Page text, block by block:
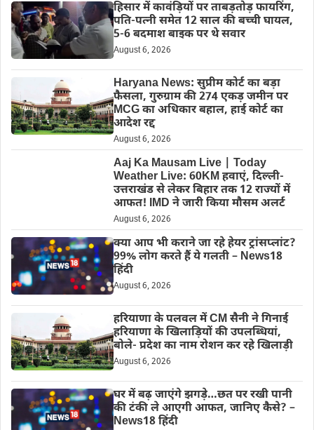
हिसार में कावंड़ियों पर ताबड़तोड़ फायरिंग,
पति-पत्नी समेत 12 साल की बच्ची घायल,
5-6 बदमाश बाइक पर थे सवार
August 6, 2026
Haryana News: सुप्रीम कोर्ट का बड़ा
फैसला, गुरुग्राम की 274 एकड़ जमीन पर
MCG का अधिकार बहाल, हाई कोर्ट का
आदेश रद्द
August 6, 2026
Aaj Ka Mausam Live | Today
Weather Live: 60KM हवाएं, दिल्ली-
उत्तराखंड से लेकर बिहार तक 12 राज्यों में
आफत! IMD ने जारी किया मौसम अलर्ट
August 6, 2026
क्या आप भी कराने जा रहे हेयर ट्रांसप्लांट?
99% लोग करते हैं ये गलती – News18
हिंदी
August 6, 2026
हरियाणा के पलवल में CM सैनी ने गिनाई
हरियाणा के खिलाड़ियों की उपलब्धियां,
बोले- प्रदेश का नाम रोशन कर रहे खिलाड़ी
August 6, 2026
घर में बढ़ जाएंगे झगड़े…छत पर रखी पानी
की टंकी ले आएगी आफत, जानिए कैसे? –
News18 हिंदी